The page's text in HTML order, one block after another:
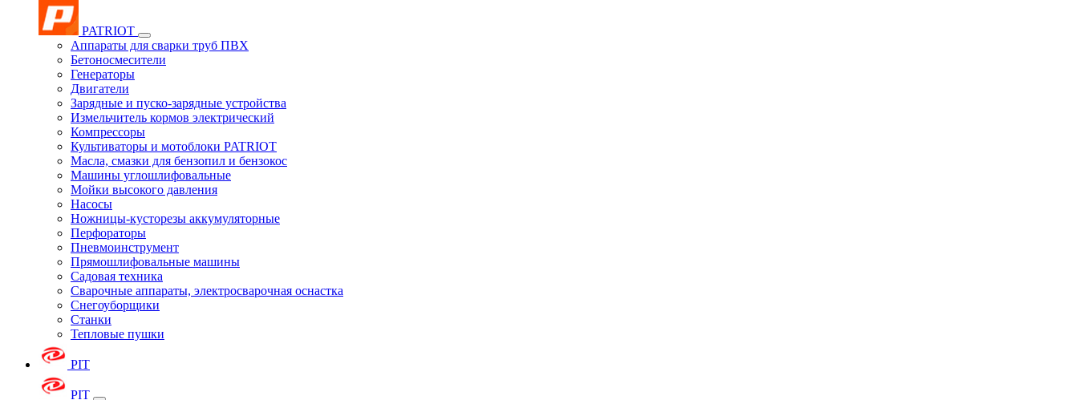
PATRIOT
Аппараты для сварки труб ПВХ
Бетоносмесители
Генераторы
Двигатели
Зарядные и пуско-зарядные устройства
Измельчитель кормов электрический
Компрессоры
Культиваторы и мотоблоки PATRIOT
Масла, смазки для бензопил и бензокос
Машины углошлифовальные
Мойки высокого давления
Насосы
Ножницы-кусторезы аккумуляторные
Перфораторы
Пневмоинструмент
Прямошлифовальные машины
Садовая техника
Сварочные аппараты, электросварочная оснастка
Снегоуборщики
Станки
Тепловые пушки
PIT
PIT